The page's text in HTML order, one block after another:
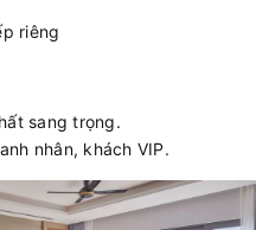
riêng
sang trọng.
nhân, khách VIP.